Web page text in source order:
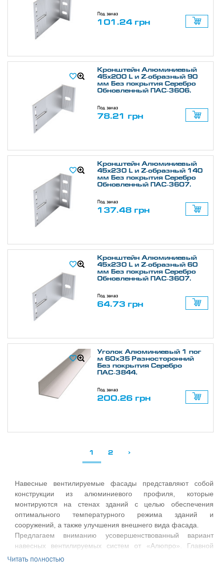
Под заказ
101.24 грн
Кронштейн Алюминиевый
45х200 L и Z-образный 90
мм Без покрытия Серебро
Обновленный ПАС-3606.
Под заказ
78.21 грн
Кронштейн Алюминиевый
45х230 L и Z-образный 140
мм Без покрытия Серебро
Обновленный ПАС-3607.
Под заказ
137.48 грн
Кронштейн Алюминиевый
45х230 L и Z-образный 60
мм Без покрытия Серебро
Обновленный ПАС-3607.
Под заказ
64.73 грн
Уголок Алюминиевый 1 пог
м 60х35 Разносторонний
Без покрытия Серебро
ПАС-3844.
Под заказ
200.26 грн
1 2 >
Навесные вентилируемые фасады представляют собой
конструкции из алюминиевого профиля, которые
монтируются на стенах зданий с целью обеспечения
оптимального температурного режима зданий и
сооружений, а также улучшения внешнего вида фасада.
Предлагаем вниманию усовершенствованный вариант
навесных вентилируемых систем от «Алюпро». Главной
отличительной чертой нового решения является
Читать полностью